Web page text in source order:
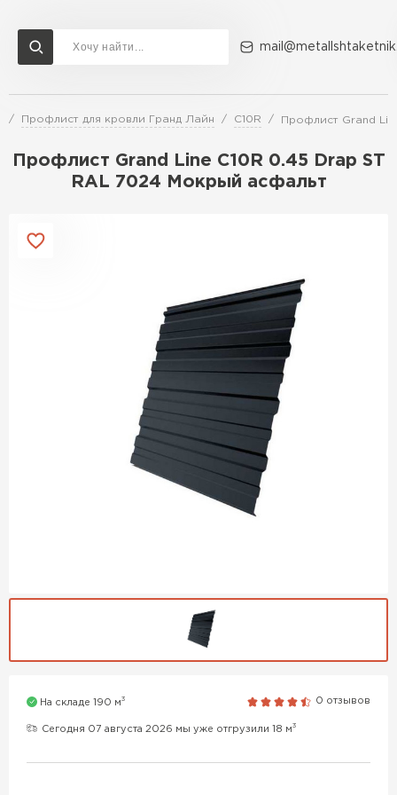
Профлист для кровли Гранд Лайн C10R Профлист Grand
Профлист Grand Line C10R 0.45 Drap ST
RAL 7024 Мокрый асфальт
На складе 190 м3 0 отзывов
Сегодня 07 августа 2026 мы уже отгрузили 18 м3
Доставка и оплата Акции О компании Контакты
Перейти в каталог